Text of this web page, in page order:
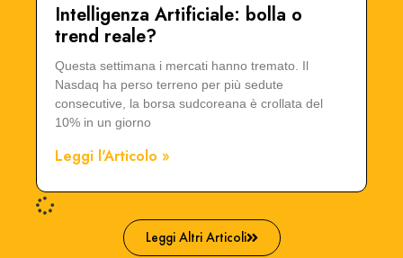
Intelligenza Artificiale: bolla o
trend reale?
Questa settimana i mercati hanno tremato. Il
Nasdaq ha perso terreno per più sedute
consecutive, la borsa sudcoreana è crollata del
10% in un giorno
Leggi l'Articolo »
Leggi Altri Articoli